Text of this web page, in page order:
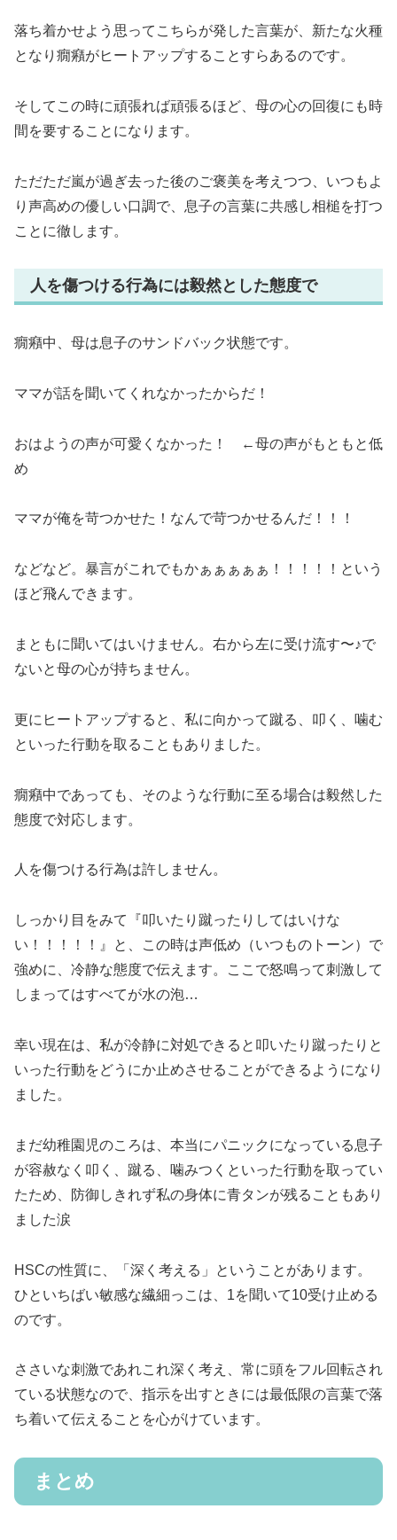
落ち着かせよう思ってこちらが発した言葉が、新たな火種
となり癇癪がヒートアップすることすらあるのです。
そしてこの時に頑張れば頑張るほど、母の心の回復にも時
間を要することになります。
ただただ嵐が過ぎ去った後のご褒美を考えつつ、いつもよ
り声高めの優しい口調で、息子の言葉に共感し相槌を打つ
ことに徹します。
人を傷つける行為には毅然とした態度で
癇癪中、母は息子のサンドバック状態です。
ママが話を聞いてくれなかったからだ！
おはようの声が可愛くなかった！ ←母の声がもともと低
め
ママが俺を苛つかせた！なんで苛つかせるんだ！！！
などなど。暴言がこれでもかぁぁぁぁぁ！！！！！という
ほど飛んできます。
まともに聞いてはいけません。右から左に受け流す〜♪で
ないと母の心が持ちません。
更にヒートアップすると、私に向かって蹴る、叩く、噛む
といった行動を取ることもありました。
癇癪中であっても、そのような行動に至る場合は毅然した
態度で対応します。
人を傷つける行為は許しません。
しっかり目をみて『叩いたり蹴ったりしてはいけな
い！！！！！』と、この時は声低め（いつものトーン）で
強めに、冷静な態度で伝えます。ここで怒鳴って刺激して
しまってはすべてが水の泡…
幸い現在は、私が冷静に対処できると叩いたり蹴ったりと
いった行動をどうにか止めさせることができるようになり
ました。
まだ幼稚園児のころは、本当にパニックになっている息子
が容赦なく叩く、蹴る、噛みつくといった行動を取ってい
たため、防御しきれず私の身体に青タンが残ることもあり
ました涙
HSCの性質に、「深く考える」ということがあります。
ひといちばい敏感な繊細っこは、1を聞いて10受け止める
のです。
ささいな刺激であれこれ深く考え、常に頭をフル回転され
ている状態なので、指示を出すときには最低限の言葉で落
ち着いて伝えることを心がけています。
まとめ